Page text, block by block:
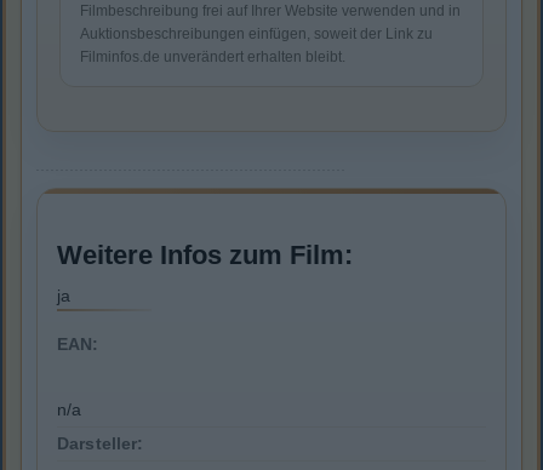
Filmbeschreibung frei auf Ihrer Website verwenden und in
Auktionsbeschreibungen einfügen, soweit der Link zu
Filminfos.de unverändert erhalten bleibt.
Weitere Infos zum Film:
ja
EAN:
n/a
Darsteller: